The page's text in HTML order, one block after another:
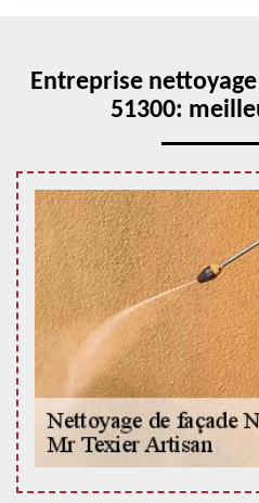
Entreprise
51300: